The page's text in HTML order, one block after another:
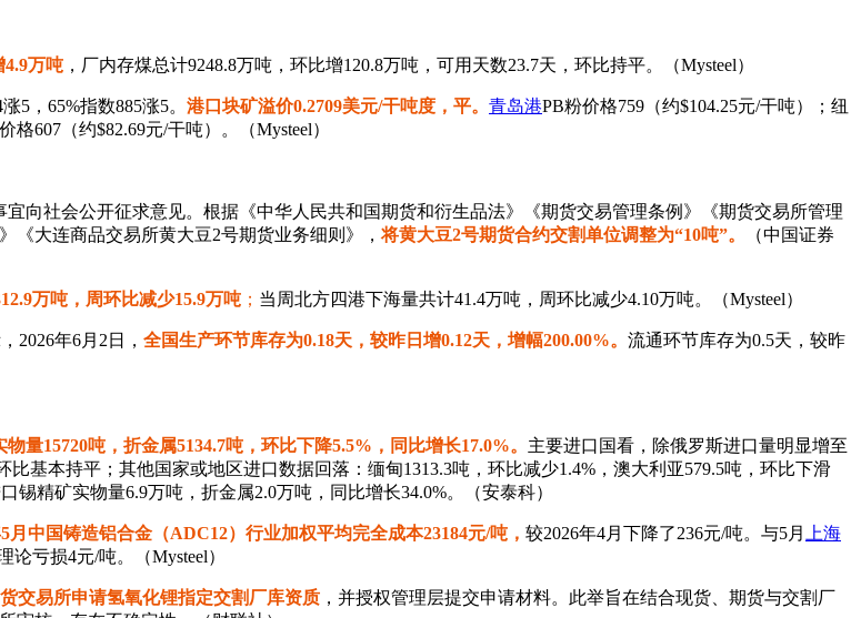
4.9万吨 ，厂内存煤总计9248.8万吨，环比增120.8万吨，可用天数23.7天，环比持平。（Mysteel）
5，65%指数885涨5。 港口块矿溢价0.2709美元/干吨度，平。 青岛港PB粉价格759（约$104.25元/干吨）；纽
607（约$82.69元/干吨）。（Mysteel）
向社会公开征求意见。根据《中华人民共和国期货和衍生品法》《期货交易管理条例》《期货交易所管理
《大连商品交易所黄大豆2号期货业务细则》，将黄大豆2号期货合约交割单位调整为“10吨”。
（中国证券
万吨，周环比减少15.9万吨 ； 当周北方四港下海量共计41.4万吨，周环比减少4.10万吨。（Mysteel）
2026年6月2日， 全国生产环节库存为0.18天，较昨日增0.12天，增幅200.00%。 流通环节库存为0.5天，较昨
量15720吨，折金属5134.7吨，环比下降5.5%，同比增长17.0%。 主要进口国看，除俄罗斯进口量明显增至
基本持平；其他国家或地区进口数据回落：缅甸1313.3吨，环比减少1.4%，澳大利亚579.5吨，环比下滑
锡精矿实物量6.9万吨，折金属2.0万吨，同比增长34.0%。（安泰科）
月中国铸造铝合金（ADC12）行业加权平均完全成本23184元/吨， 较2026年4月下降了236元/吨。与5月
上海
亏损4元/吨。（Mysteel）
交易所申请氢氧化锂指定交割厂库资质 ，并授权管理层提交申请材料。此举旨在结合现货、期货与交割厂